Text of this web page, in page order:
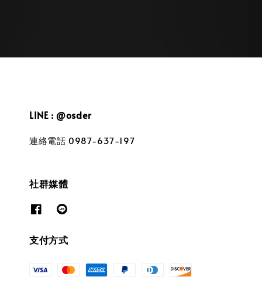
LINE : @osder
連絡電話 0987-637-197
社群媒體
支付方式